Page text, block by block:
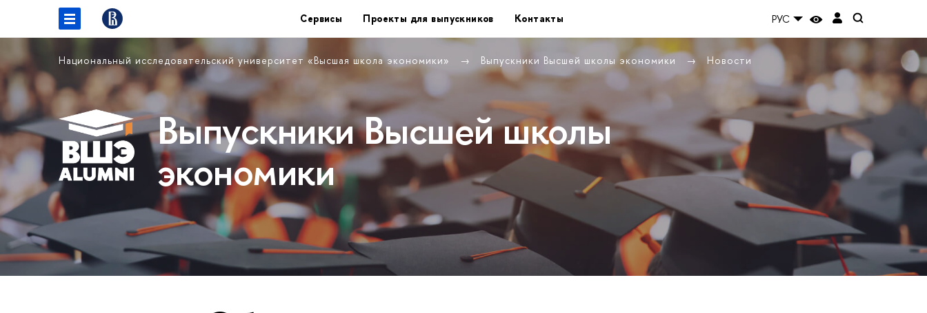
Сервисы Проекты для выпускников Контакты РУС
Национальный исследовательский университет «Высшая школа экономики» Выпускники Высшей школы экономики Новости
Выпускники Высшей школы
экономики